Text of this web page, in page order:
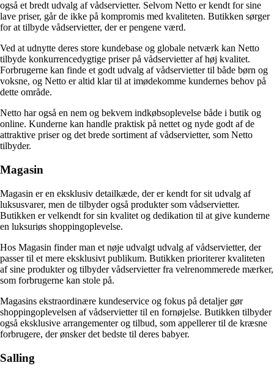
også et bredt udvalg af vådservietter. Selvom Netto er kendt for sine
lave priser, går de ikke på kompromis med kvaliteten. Butikken sørger
for at tilbyde vådservietter, der er pengene værd.
Ved at udnytte deres store kundebase og globale netværk kan Netto
tilbyde konkurrencedygtige priser på vådservietter af høj kvalitet.
Forbrugerne kan finde et godt udvalg af vådservietter til både børn og
voksne, og Netto er altid klar til at imødekomme kundernes behov på
dette område.
Netto har også en nem og bekvem indkøbsoplevelse både i butik og
online. Kunderne kan handle praktisk på nettet og nyde godt af de
attraktive priser og det brede sortiment af vådservietter, som Netto
tilbyder.
Magasin
Magasin er en eksklusiv detailkæde, der er kendt for sit udvalg af
luksusvarer, men de tilbyder også produkter som vådservietter.
Butikken er velkendt for sin kvalitet og dedikation til at give kunderne
en luksuriøs shoppingoplevelse.
Hos Magasin finder man et nøje udvalgt udvalg af vådservietter, der
passer til et mere eksklusivt publikum. Butikken prioriterer kvaliteten
af ​​sine produkter og tilbyder vådservietter fra velrenommerede mærker,
som forbrugerne kan stole på.
Magasins ekstraordinære kundeservice og fokus på detaljer gør
shoppingoplevelsen af ​​vådservietter til en fornøjelse. Butikken tilbyder
også eksklusive arrangementer og tilbud, som appellerer til de kræsne
forbrugere, der ønsker det bedste til deres babyer.
Salling